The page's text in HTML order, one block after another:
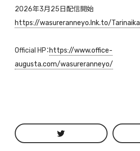
2026年3月25日配信開始
https://wasureranneyo.lnk.to/Tarinaika
Official HP： https://www.office-
augusta.com/wasureranneyo/